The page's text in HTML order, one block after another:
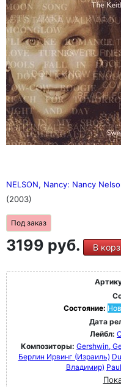
NELSON, Nancy: Nancy
(2003)
Под заказ
3199 руб. В
Состояние:
Дата
Лейбл:
Композиторы: Gershwin,
Берлин Ирвинг (Израиль)
Владимир)